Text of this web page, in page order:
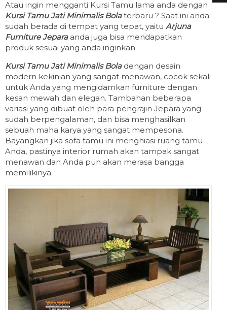
Atau ingin mengganti Kursi Tamu lama anda dengan
Kursi Tamu Jati Minimalis Bolaterbaru ? Saat ini anda
sudah berada di tempat yang tepat, yaitu Arjuna
Furniture Jepara anda juga bisa mendapatkan
produk sesuai yang anda inginkan.
Kursi Tamu Jati Minimalis Bola dengan desain
modern kekinian yang sangat menawan, cocok sekali
untuk Anda yang mengidamkan furniture dengan
kesan mewah dan elegan. Tambahan beberapa
variasi yang dibuat oleh para pengrajin Jepara yang
sudah berpengalaman, dan bisa menghasilkan
sebuah maha karya yang sangat mempesona.
Bayangkan jika sofa tamu ini menghiasi ruang tamu
Anda, pastinya interior rumah akan tampak sangat
menawan dan Anda pun akan merasa bangga
memilikinya.